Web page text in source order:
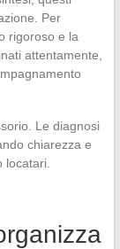
Per
rigoroso e la
attentamente,
Le diagnosi
chiarezza e
locatari.